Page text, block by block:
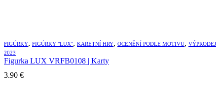
FIGÚRKY, FIGÚRKY "LUX", KARETNÍ HRY, OCENĚNÍ PODLE MOTIVU, VÝPRODEJ
2023
Figurka LUX VRFB0108 | Karty
3.90 €